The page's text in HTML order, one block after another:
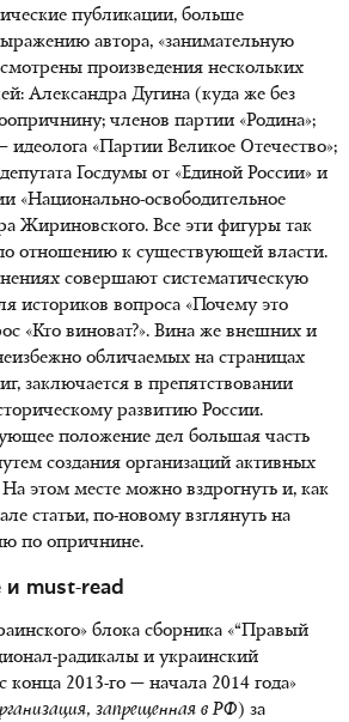
публикации, больше
автора, «занимательную
произведения нескольких
Александра Дугина (куда же без
членов партии «Родина»;
«Партии Великое Отечество»;
Госдумы от «Единой России» и
«Национально-освободительное
Жириновского. Все эти фигуры так
отношению к существующей власти.
совершают систематическую
историков вопроса «Почему это
«Кто виноват?». Вина же внешних и
обличаемых на страницах
заключается в препятствовании
развитию России.
положение дел большая часть
создания организаций активных
этом месте можно вздрогнуть и, как
статьи, по-новому взглянуть на
по опричнине.
и must-read
блока сборника «“Правый
радикалы и украинский
конца 2013-го — начала 2014 года»
запрещенная в РФ) за